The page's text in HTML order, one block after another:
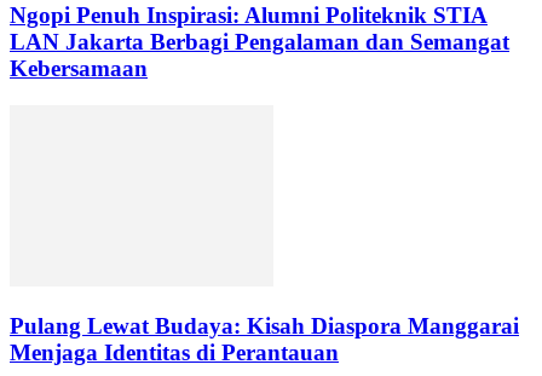
Ngopi Penuh Inspirasi: Alumni Politeknik STIA
LAN Jakarta Berbagi Pengalaman dan Semangat
Kebersamaan
Pulang Lewat Budaya: Kisah Diaspora Manggarai
Menjaga Identitas di Perantauan